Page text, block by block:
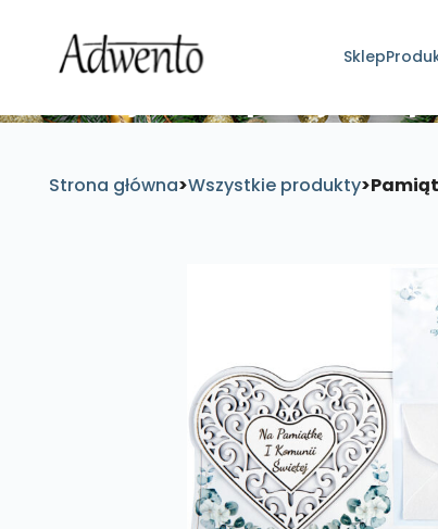
Sklep
Strona główna>Wszystkie produkty>